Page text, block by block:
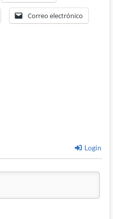
Correo electrónico
Login